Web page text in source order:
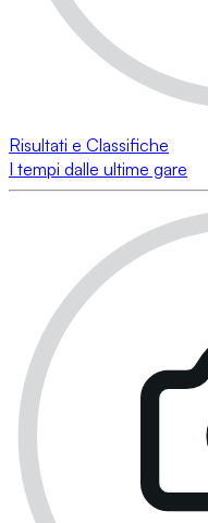
Risultati e Classifiche
I tempi dalle ultime gare